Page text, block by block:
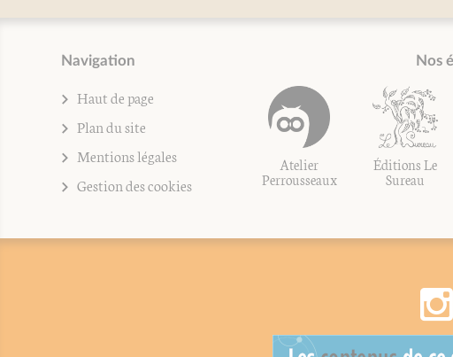
Navigation
Haut de page
Plan du site
Mentions légales
Gestion des cookies
Nos
Atelier
Perrousseaux
Éditions Le
Sureau